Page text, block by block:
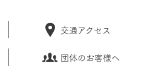
交通アクセス
団体のお客様へ